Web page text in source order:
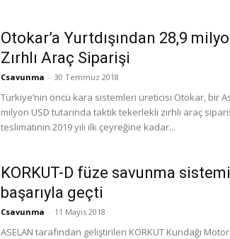
Otokar’a Yurtdışından 28,9
Zırhlı Araç Siparişi
Csavunma - 30 Temmuz 2018
Türkiye’nin öncü kara sistemleri üreticisi Otokar, bir
milyon USD tutarında taktik tekerlekli zırhlı araç
teslimatının 2019 yılı ilk çeyreğine kadar...
KORKUT-D füze savunma
başarıyla geçti
Csavunma - 11 Mayıs 2018
ASELAN tarafından geliştirilen KORKUT Kundağı